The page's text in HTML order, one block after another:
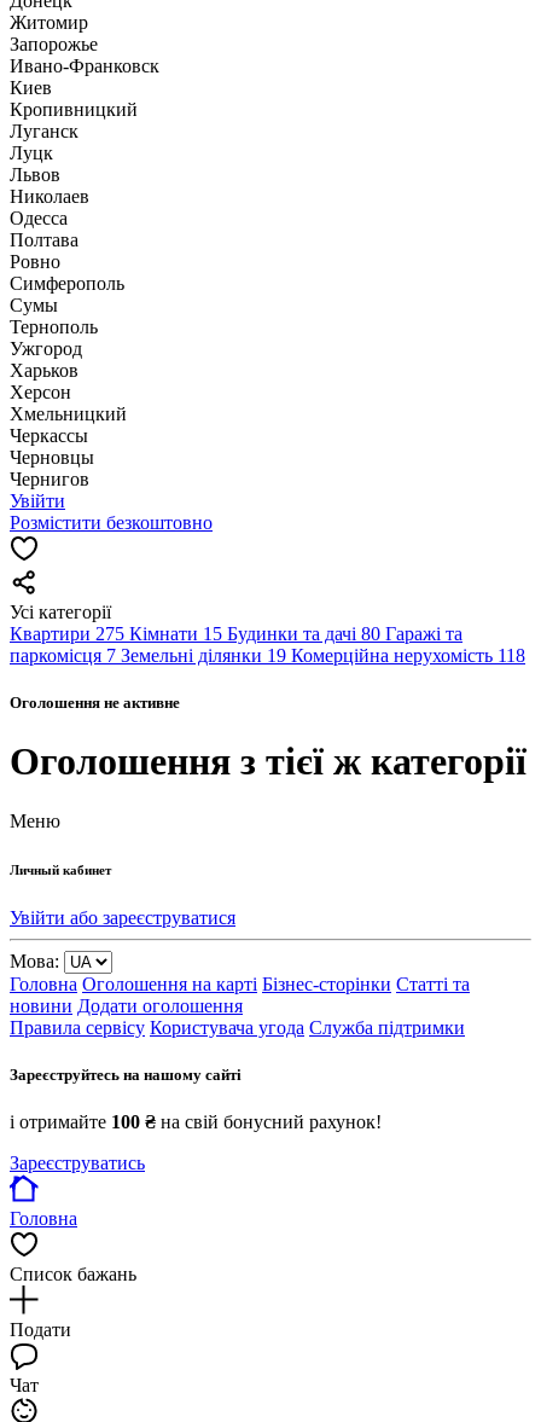
Житомир
Запорожье
Ивано-Франковск
Киев
Кропивницкий
Луганск
Луцк
Львов
Николаев
Одесса
Полтава
Ровно
Симферополь
Сумы
Тернополь
Ужгород
Харьков
Херсон
Хмельницкий
Черкассы
Чернoвцы
Чернигов
Увійти
Розмістити безкоштовно
Усі категорії
Квартири 275 Кімнати 15 Будинки та дачі 80 Гаражі та
паркомісця 7 Земельні ділянки 19 Комерційна нерухомість 118
Оголошення не активне
Оголошення з тієї ж категорії
Меню
Личный кабинет
Увійти або зареєструватися
Мова:
Головна Оголошення на карті Бізнес-сторінки Статті та
новини Додати оголошення
Правила сервісу Користувача угода Служба підтримки
Зареєструйтесь на нашому сайті
і отримайте 100 ₴ на свій бонусний рахунок!
Зареєструватись
Головна
Список бажань
Подати
Чат